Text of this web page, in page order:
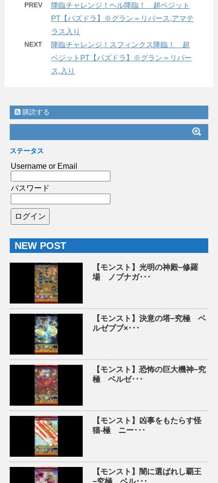
PREV
降臨チャレンジ！ヘル降臨！ 超ベジット
PT【パズドラ】※グラン＝リバース,アマテ
ラス入り
NEXT
降臨チャレンジ！スフィンクス降臨！ 超
ベジットPT【パズドラ】※グラン＝リバー
ス,入り
購読する
ステータス
Username or Email
パスワード
NEW POST
【モンスト】光明の神殿−修羅
場 ノブナガ･･･
【モンスト】決意の塔−究極 ベ
ルゼブブ×･･･
【モンスト】恐怖の巨大機神−究
極 ベルゼ･･･
【モンスト】凶事をもたらす怪
猫-極 ニー･･･
【モンスト】闇に選ばれし覇王